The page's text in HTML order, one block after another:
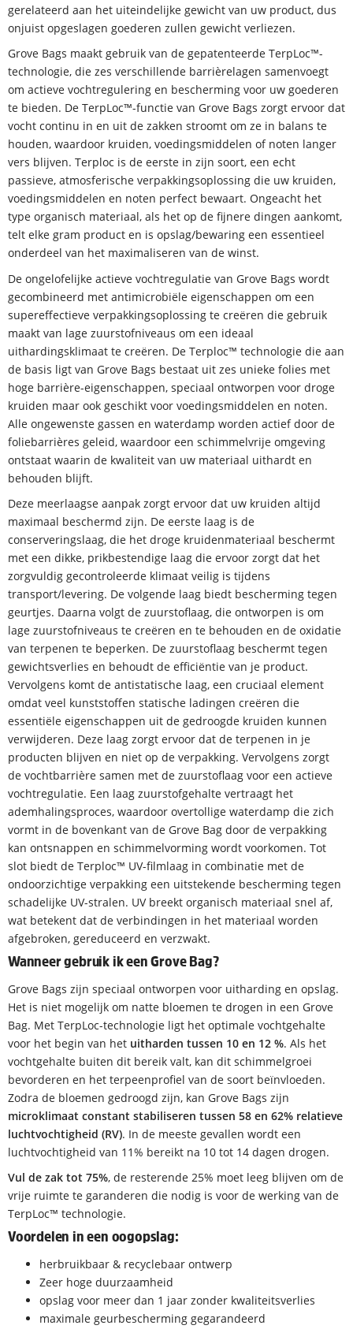
gerelateerd aan het uiteindelijke gewicht van uw product, dus
onjuist opgeslagen goederen zullen gewicht verliezen.
Grove Bags maakt gebruik van de gepatenteerde TerpLoc™-
technologie, die zes verschillende barrièrelagen samenvoegt
om actieve vochtregulering en bescherming voor uw goederen
te bieden. De TerpLoc™-functie van Grove Bags zorgt ervoor dat
vocht continu in en uit de zakken stroomt om ze in balans te
houden, waardoor kruiden, voedingsmiddelen of noten langer
vers blijven. Terploc is de eerste in zijn soort, een echt
passieve, atmosferische verpakkingsoplossing die uw kruiden,
voedingsmiddelen en noten perfect bewaart. Ongeacht het
type organisch materiaal, als het op de fijnere dingen aankomt,
telt elke gram product en is opslag/bewaring een essentieel
onderdeel van het maximaliseren van de winst.
De ongelofelijke actieve vochtregulatie van Grove Bags wordt
gecombineerd met antimicrobiële eigenschappen om een
supereffectieve verpakkingsoplossing te creëren die gebruik
maakt van lage zuurstofniveaus om een ideaal
uithardingsklimaat te creëren. De Terploc™ technologie die aan
de basis ligt van Grove Bags bestaat uit zes unieke folies met
hoge barrière-eigenschappen, speciaal ontworpen voor droge
kruiden maar ook geschikt voor voedingsmiddelen en noten.
Alle ongewenste gassen en waterdamp worden actief door de
foliebarrières geleid, waardoor een schimmelvrije omgeving
ontstaat waarin de kwaliteit van uw materiaal uithardt en
behouden blijft.
Deze meerlaagse aanpak zorgt ervoor dat uw kruiden altijd
maximaal beschermd zijn. De eerste laag is de
conserveringslaag, die het droge kruidenmateriaal beschermt
met een dikke, prikbestendige laag die ervoor zorgt dat het
zorgvuldig gecontroleerde klimaat veilig is tijdens
transport/levering. De volgende laag biedt bescherming tegen
geurtjes. Daarna volgt de zuurstoflaag, die ontworpen is om
lage zuurstofniveaus te creëren en te behouden en de oxidatie
van terpenen te beperken. De zuurstoflaag beschermt tegen
gewichtsverlies en behoudt de efficiëntie van je product.
Vervolgens komt de antistatische laag, een cruciaal element
omdat veel kunststoffen statische ladingen creëren die
essentiële eigenschappen uit de gedroogde kruiden kunnen
verwijderen. Deze laag zorgt ervoor dat de terpenen in je
producten blijven en niet op de verpakking. Vervolgens zorgt
de vochtbarrière samen met de zuurstoflaag voor een actieve
vochtregulatie. Een laag zuurstofgehalte vertraagt het
ademhalingsproces, waardoor overtollige waterdamp die zich
vormt in de bovenkant van de Grove Bag door de verpakking
kan ontsnappen en schimmelvorming wordt voorkomen. Tot
slot biedt de Terploc™ UV-filmlaag in combinatie met de
ondoorzichtige verpakking een uitstekende bescherming tegen
schadelijke UV-stralen. UV breekt organisch materiaal snel af,
wat betekent dat de verbindingen in het materiaal worden
afgebroken, gereduceerd en verzwakt.
Wanneer gebruik ik een Grove Bag?
Grove Bags zijn speciaal ontworpen voor uitharding en opslag.
Het is niet mogelijk om natte bloemen te drogen in een Grove
Bag. Met TerpLoc-technologie ligt het optimale vochtgehalte
voor het begin van het uitharden tussen 10 en 12 %. Als het
vochtgehalte buiten dit bereik valt, kan dit schimmelgroei
bevorderen en het terpeenprofiel van de soort beïnvloeden.
Zodra de bloemen gedroogd zijn, kan Grove Bags zijn
microklimaat constant stabiliseren tussen 58 en 62% relatieve
luchtvochtigheid (RV). In de meeste gevallen wordt een
luchtvochtigheid van 11% bereikt na 10 tot 14 dagen drogen.
Vul de zak tot 75%, de resterende 25% moet leeg blijven om de
vrije ruimte te garanderen die nodig is voor de werking van de
TerpLoc™ technologie.
Voordelen in een oogopslag:
herbruikbaar & recyclebaar ontwerp
Zeer hoge duurzaamheid
opslag voor meer dan 1 jaar zonder kwaliteitsverlies
maximale geurbescherming gegarandeerd